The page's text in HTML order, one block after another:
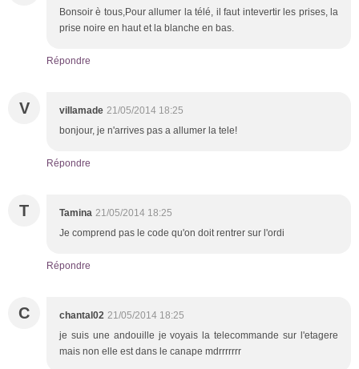
Bonsoir è tous,Pour allumer la télé, il faut intevertir les prises, la
prise noire en haut et la blanche en bas.
Répondre
V villamade 21/05/2014 18:25
bonjour, je n'arrives pas a allumer la tele!
Répondre
T Tamina 21/05/2014 18:25
Je comprend pas le code qu'on doit rentrer sur l'ordi
Répondre
C chantal02 21/05/2014 18:25
je suis une andouille je voyais la telecommande sur l'etagere
mais non elle est dans le canape mdrrrrrrr